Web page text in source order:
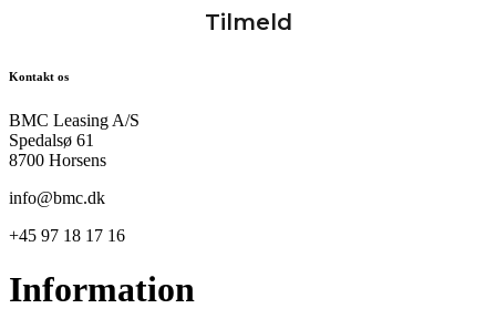
Kontakt os
BMC Leasing A/S
Spedalsø 61
8700 Horsens
info@bmc.dk
+45 97 18 17 16
Information